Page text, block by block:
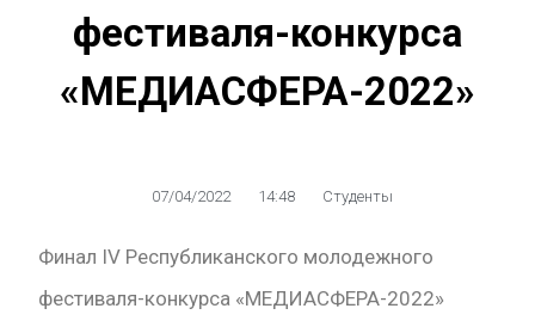
фестиваля-конкурса
«МЕДИАСФЕРА-2022»
07/04/2022 14:48 Студенты
Финал IV Республиканского молодежного
фестиваля-конкурса «МЕДИАСФЕРА-2022»